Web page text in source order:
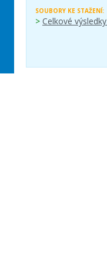
SOUBORY KE STAŽENÍ:
> Celkové